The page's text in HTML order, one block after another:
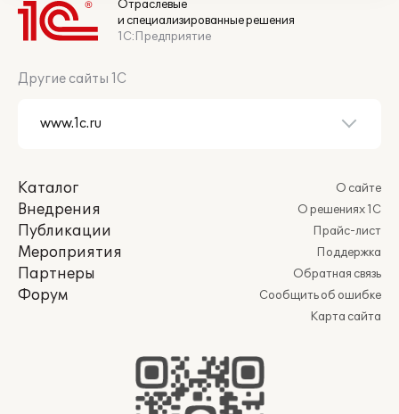
Отраслевые
и специализированные решения
1С:Предприятие
Другие сайты 1С
Каталог
Внедрения
Публикации
Мероприятия
Партнеры
Форум
О сайте
О решениях 1С
Прайс-лист
Поддержка
Обратная связь
Сообщить об ошибке
Карта сайта